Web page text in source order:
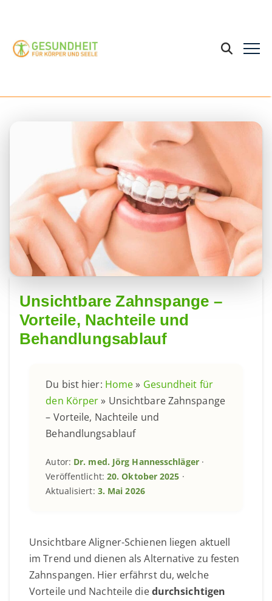
Unsichtbare Zahnspange –
Vorteile, Nachteile und
Behandlungsablauf
Du bist hier: Home» Gesundheit für
den Körper» Unsichtbare Zahnspange
– Vorteile, Nachteile und
Behandlungsablauf
Autor: Dr. med. Jörg Hannesschläger·
Veröffentlicht: 20. Oktober 2025 ·
Aktualisiert: 3. Mai 2026
Unsichtbare Aligner-Schienen liegen aktuell
im Trend und dienen als Alternative zu festen
Zahnspangen. Hier erfährst du, welche
Vorteile und Nachteile diedurchsichtigen